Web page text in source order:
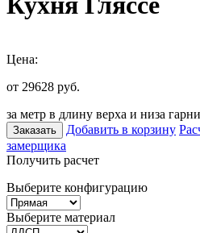
Цена:
от 29628 руб.
за метр в длину верха и низа
Заказать Добавить в корзину
замерщика
Получить расчет
Выберите конфигурацию
Выберите материал